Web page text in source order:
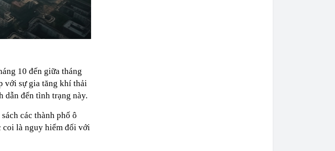
10 đến giữa tháng
với sự gia tăng khí thải
dẫn đến tình trạng này.
các thành phố ô
coi là nguy hiểm đối với